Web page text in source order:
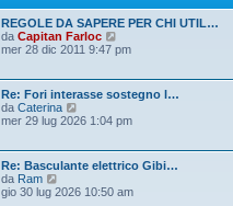
REGOLE DA SAPERE PER CHI UTIL…
da Capitan Farloc
e
l
i
o
m
s
mer 28 dic 2011 9:47 pm
Re: Fori interasse sostegno l…
da Caterina
e
l
t
i
mer 29 lug 2026 1:04 pm
Re: Basculante elettrico Gibi…
da Ram
e
gio 30 lug 2026 10:50 am